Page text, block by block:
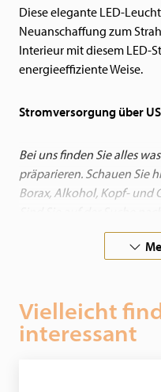
Diese elegante LED-
Neuanschaffung zum
Interieur mit diesem LED-
energieeffiziente Weise.
Stromversorgung über
Bei uns finden Sie alles
präparieren. Schauen Sie
Borax, Alkohol, Kopf- und
nehmen Sie Kontakt mit
Vielleicht
interessant